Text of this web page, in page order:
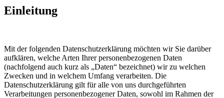
Einleitung
Mit der folgenden Datenschutzerklärung möchten wir Sie darüber
aufklären, welche Arten Ihrer personenbezogenen Daten
(nachfolgend auch kurz als „Daten“ bezeichnet) wir zu welchen
Zwecken und in welchem Umfang verarbeiten. Die
Datenschutzerklärung gilt für alle von uns durchgeführten
Verarbeitungen personenbezogener Daten, sowohl im Rahmen der